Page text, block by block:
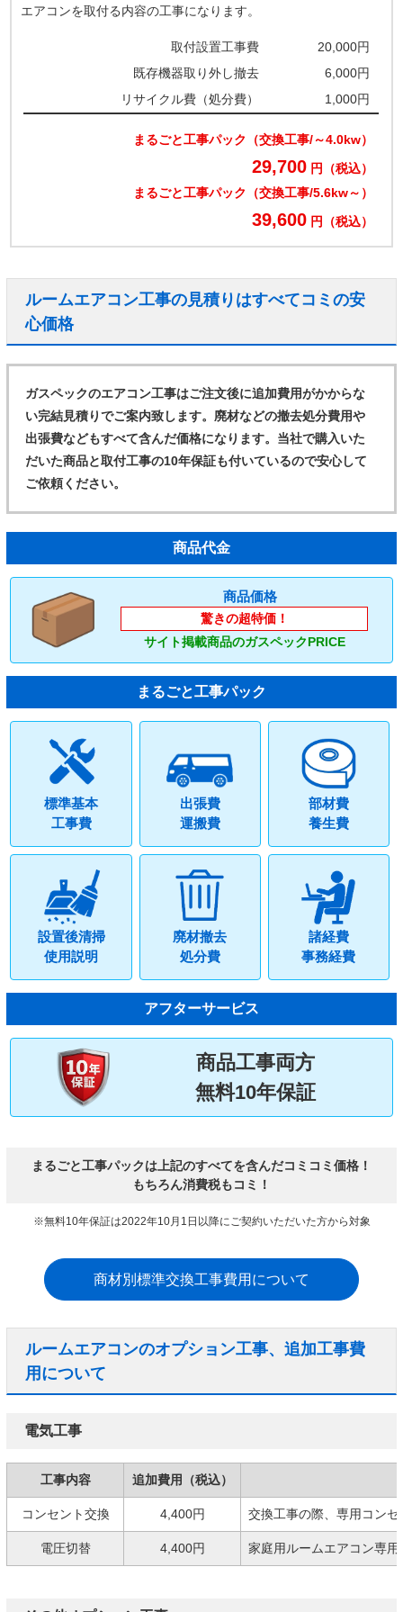
エアコンを取付る内容の工事になります。
取付設置工事費
20,000円
既存機器取り外し撤去
6,000円
リサイクル費（処分費）
1,000円
まるごと工事パック（交換工事/～4.0kw）
29,700 円（税込）
まるごと工事パック（交換工事/5.6kw～）
39,600 円（税込）
ルームエアコン工事の見積りはすべてコミの安
心価格
ガスペックのエアコン工事はご注文後に追加費用がかからな
い完結見積りでご案内致します。廃材などの撤去処分費用や
出張費などもすべて含んだ価格になります。当社で購入いた
だいた商品と取付工事の10年保証も付いているので安心して
ご依頼ください。
商品代金
商品価格
驚きの超特価！
サイト掲載商品のガスペックPRICE
まるごと工事パック
標準基本
工事費
出張費
運搬費
部材費
養生費
設置後清掃
使用説明
廃材撤去
処分費
諸経費
事務経費
アフターサービス
商品工事両方
無料10年保証
まるごと工事パックは上記のすべてを含んだコミコミ価格！
もちろん消費税もコミ！
※無料10年保証は2022年10月1日以降にご契約いただいた方から対象
商材別標準交換工事費用について
ルームエアコンのオプション工事、追加工事費
用について
電気工事
工事内容 追加費用（税込）
コンセント交換 4,400円 交換工事の際、専用コン
電圧切替 4,400円 家庭用ルームエアコン専